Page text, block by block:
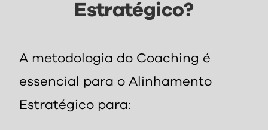
Estratégico?
A metodologia do Coaching é
essencial para o Alinhamento
Estratégico para: